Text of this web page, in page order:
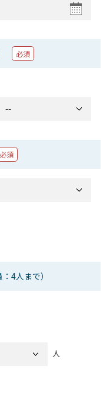
必須
必須
：4人まで）
人